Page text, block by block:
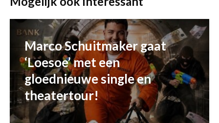
Marco Schuitmaker gaat
‘Loesoe’ met een
gloednieuwe single en
theatertour!